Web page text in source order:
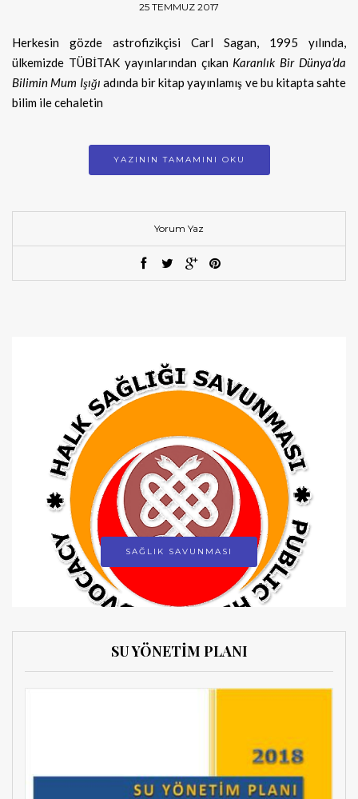
25 TEMMUZ 2017
Herkesin gözde astrofizikçisi Carl Sagan, 1995 yılında,
ülkemizde TÜBİTAK yayınlarından çıkan Karanlık Bir Dünya’da
Bilimin Mum Işığı adında bir kitap yayınlamış ve bu kitapta sahte
bilim ile cehaletin
YAZININ TAMAMINI OKU
Yorum Yaz
SAĞLIK SAVUNMASI
SU YÖNETİM PLANI